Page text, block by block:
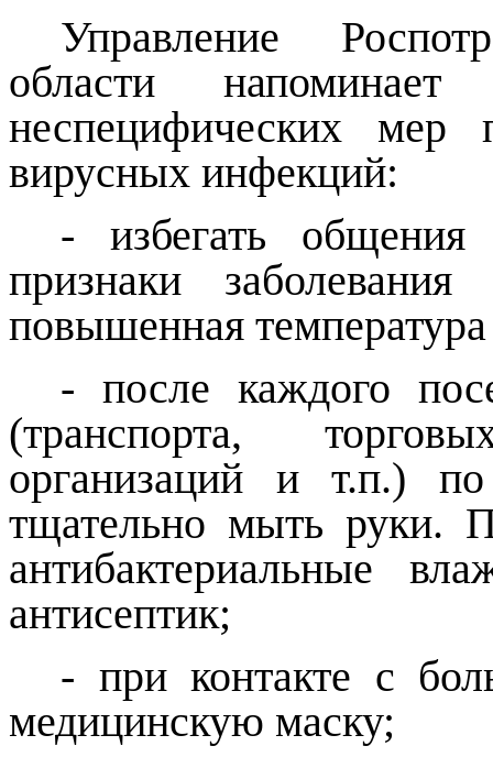
Управление
области
неспецифических мер
вирусных инфекций:
- избегать
признаки
повышенная
- после каждого
(транспорта,
организаций и т.п.)
тщательно мыть руки.
антибактериальные
антисептик;
- при контакте с
медицинскую маску;